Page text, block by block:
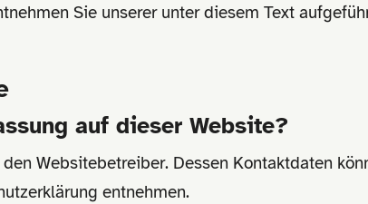
Sie unserer unter diesem Text
auf dieser Website?
Websitebetreiber. Dessen Kontaktdaten
entnehmen.